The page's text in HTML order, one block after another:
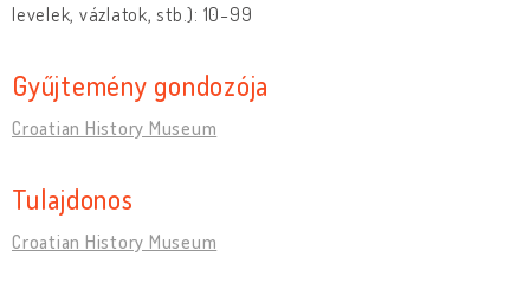
levelek, vázlatok, stb.): 10-99
Gyűjtemény gondozója
Croatian History Museum
Tulajdonos
Croatian History Museum